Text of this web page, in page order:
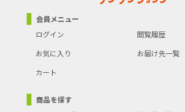
会員メニュー
ログイン
閲覧履歴
お気に入り
お届け先一覧
カート
商品を探す